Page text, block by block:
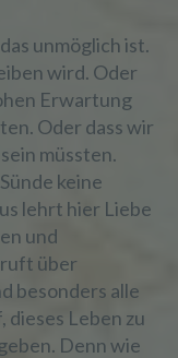
unmöglich ist.
wird. Oder
Erwartung
Oder dass wir
müssten.
keine
lehrt hier Liebe
und
über
besonders alle
dieses Leben zu
Denn wie